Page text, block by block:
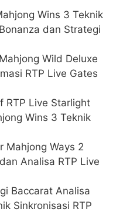
Wins 3 Teknik
dan Strategi
Wild Deluxe
RTP Live Gates
RTP Live Starlight
Wins 3 Teknik
Mahjong Ways 2
Analisa RTP Live
Baccarat Analisa
Sinkronisasi RTP